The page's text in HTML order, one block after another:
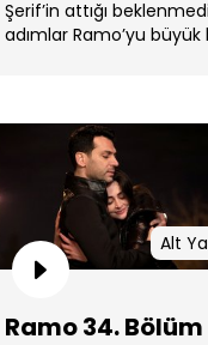
Şerif’in attığı
adımlar Ramo’yu büyük
Alt
Ramo 34. Bölüm